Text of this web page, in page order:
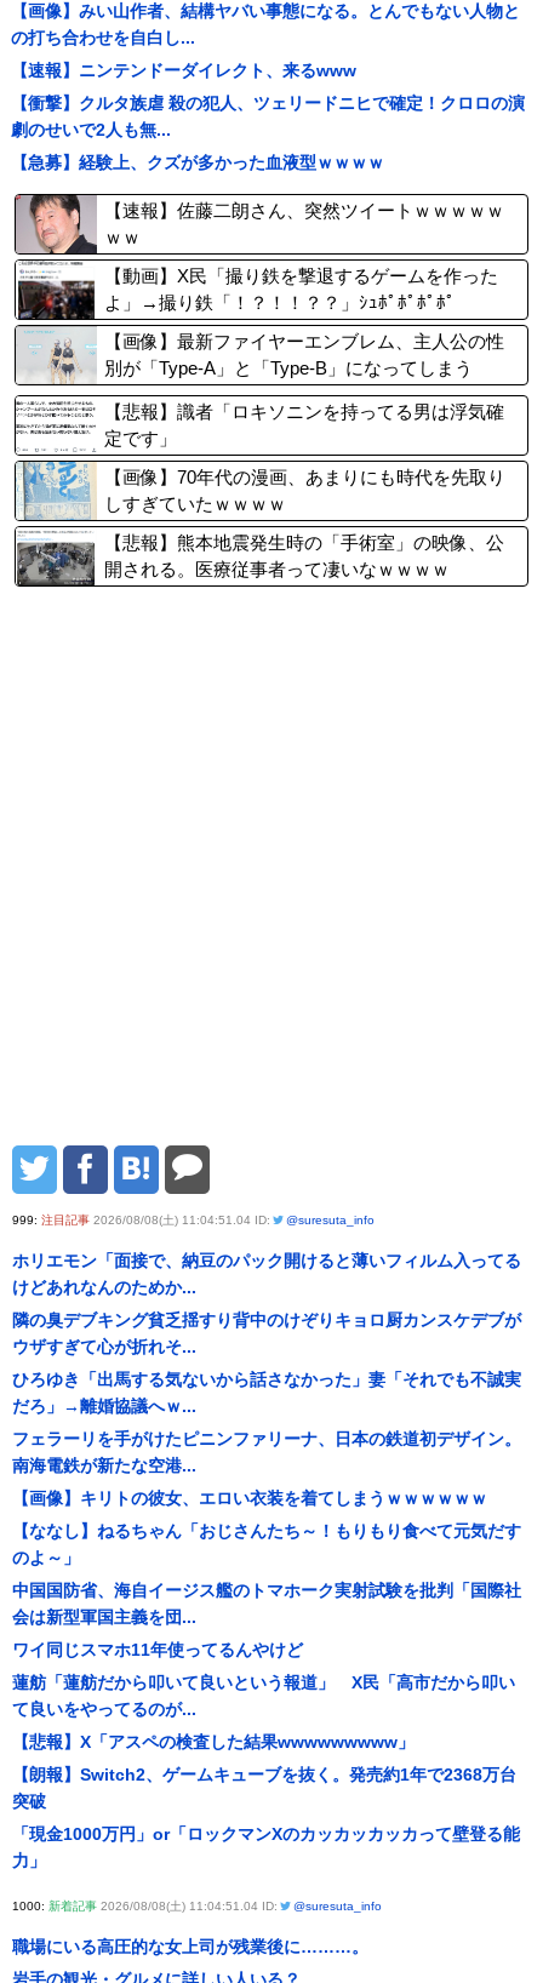
【画像】みい山作者、結構ヤバい事態になる。とんでもない人物と
の打ち合わせを自白し...
【速報】ニンテンドーダイレクト、来るwww
【衝撃】クルタ族虐 殺の犯人、ツェリードニヒで確定！クロロの演
劇のせいで2人も無...
【急募】経験上、クズが多かった血液型ｗｗｗｗ
【速報】佐藤二朗さん、突然ツイートｗｗｗｗｗ
ｗｗ
【動画】X民「撮り鉄を撃退するゲームを作った
よ」→撮り鉄「！？！！？？」ｼｭﾎﾟﾎﾟﾎﾟﾎﾟ
【画像】最新ファイヤーエンブレム、主人公の性
別が「Type-A」と「Type-B」になってしまう
【悲報】識者「ロキソニンを持ってる男は浮気確
定です」
【画像】70年代の漫画、あまりにも時代を先取り
しすぎていたｗｗｗｗ
【悲報】熊本地震発生時の「手術室」の映像、公
開される。医療従事者って凄いなｗｗｗｗ
999: 注目記事 2026/08/08(土) 11:04:51.04 ID: @suresuta_info
ホリエモン「面接で、納豆のパック開けると薄いフィルム入ってる
けどあれなんのためか...
隣の臭デブキング貧乏揺すり背中のけぞりキョロ厨カンスケデブが
ウザすぎて心が折れそ...
ひろゆき「出馬する気ないから話さなかった」妻「それでも不誠実
だろ」→離婚協議へｗ...
フェラーリを手がけたピニンファリーナ、日本の鉄道初デザイン。
南海電鉄が新たな空港...
【画像】キリトの彼女、エロい衣装を着てしまうｗｗｗｗｗｗ
【ななし】ねるちゃん「おじさんたち～！もりもり食べて元気だす
のよ～」
中国国防省、海自イージス艦のトマホーク実射試験を批判「国際社
会は新型軍国主義を団...
ワイ同じスマホ11年使ってるんやけど
蓮舫「蓮舫だから叩いて良いという報道」 X民「高市だから叩い
て良いをやってるのが...
【悲報】X「アスペの検査した結果wwwwwwwww」
【朗報】Switch2、ゲームキューブを抜く。発売約1年で2368万台
突破
「現金1000万円」or「ロックマンXのカッカッカッカって壁登る能
力」
1000: 新着記事 2026/08/08(土) 11:04:51.04 ID: @suresuta_info
職場にいる高圧的な女上司が残業後に………。